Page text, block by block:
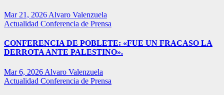
Mar 21, 2026 Alvaro Valenzuela
Actualidad Conferencia de Prensa
CONFERENCIA DE POBLETE: «FUE UN FRACASO LA
DERROTA ANTE PALESTINO».
Mar 6, 2026 Alvaro Valenzuela
Actualidad Conferencia de Prensa